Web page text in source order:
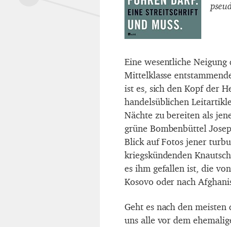
Eine wesentliche
Mittelklasse
ist es, sich den Kopf der
handelsüblichen
Nächte zu bereiten als
grüne Bombenbüttel
Blick auf Fotos jener
kriegskündenden
es ihm gefallen ist, die
Kosovo oder nach
Geht es nach den
uns alle vor dem